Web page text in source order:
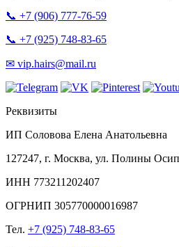
📞 +7 (906) 777-76-59
📞 +7 (925) 748-83-65
✉ vip.hairs@mail.ru
Реквизиты
ИП Соловова Елена Анатольевна
127247, г. Москва, ул. Полины
ИНН 773211202407
ОГРНИП 305770000016987
Тел. +7 (925) 748-83-65